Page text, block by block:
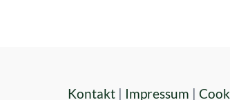
Kontakt | Impressum |